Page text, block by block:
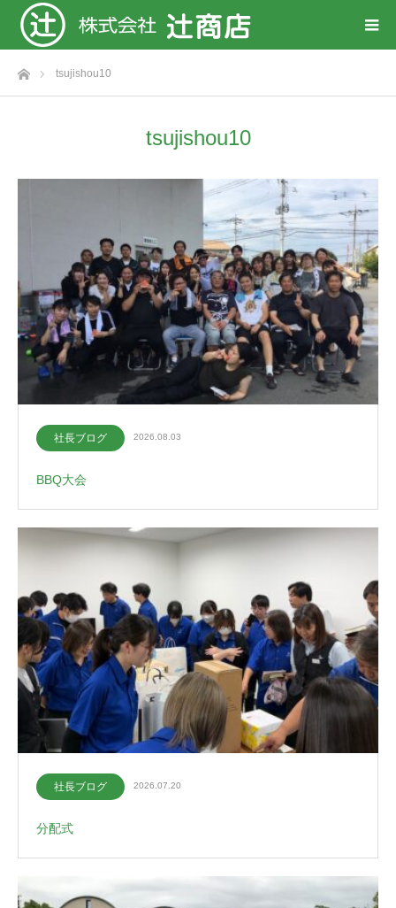
ホームtsujishou10
tsujishou10
社長ブログ 2026.08.03
BBQ大会
社長ブログ 2026.07.20
分配式